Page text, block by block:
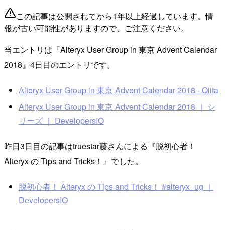
この記事は公開されてから1年以上経過しています。情
報が古い可能性がありますので、ご注意ください。
当エントリは『Alteryx User Group in 東京 Advent Calendar
2018』4日目のエントリです。
Alteryx User Group in 東京 Advent Calendar 2018 - Qiita
Alteryx User Group in 東京 Advent Calendar 2018 ｜ シ
リーズ ｜ DevelopersIO
昨日3日目の記事はtruestar藤さんによる『脱初心者！
Alteryx の Tips and Tricks！』でした。
脱初心者！ Alteryx の Tips and Tricks！ #alteryx_ug ｜
DevelopersIO